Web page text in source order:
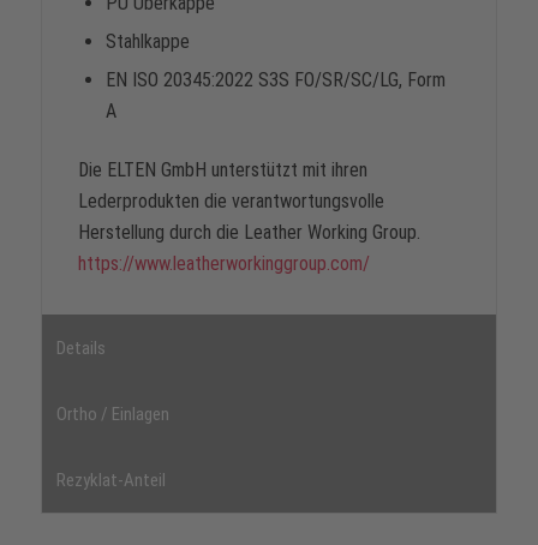
Stahlkappe
EN ISO 20345:2022 S3S FO/SR/SC/LG, Form
A
Die ELTEN GmbH unterstützt mit ihren
Lederprodukten die verantwortungsvolle
Herstellung durch die Leather Working Group.
https://www.leatherworkinggroup.com/
Details
Ortho / Einlagen
Rezyklat-Anteil